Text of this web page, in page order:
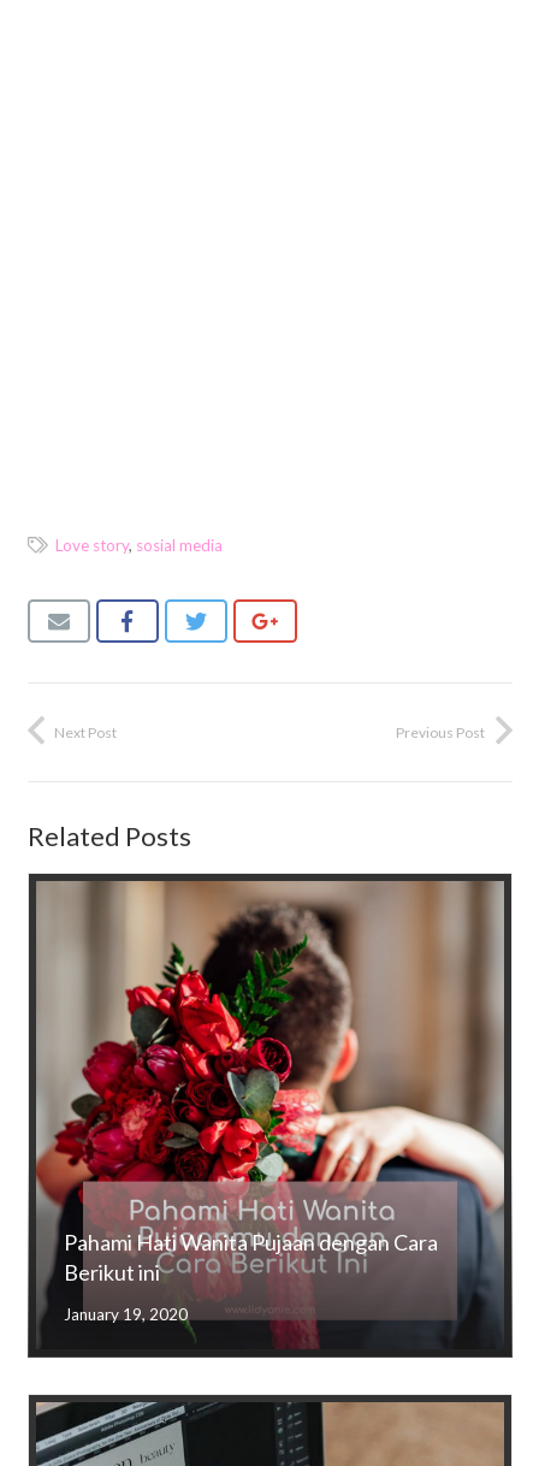
Love story, sosial media
Previous Post
Next Post
Related Posts
Pahami Hati Wanita Pujaan dengan Cara
Berikut ini
January 19, 2020